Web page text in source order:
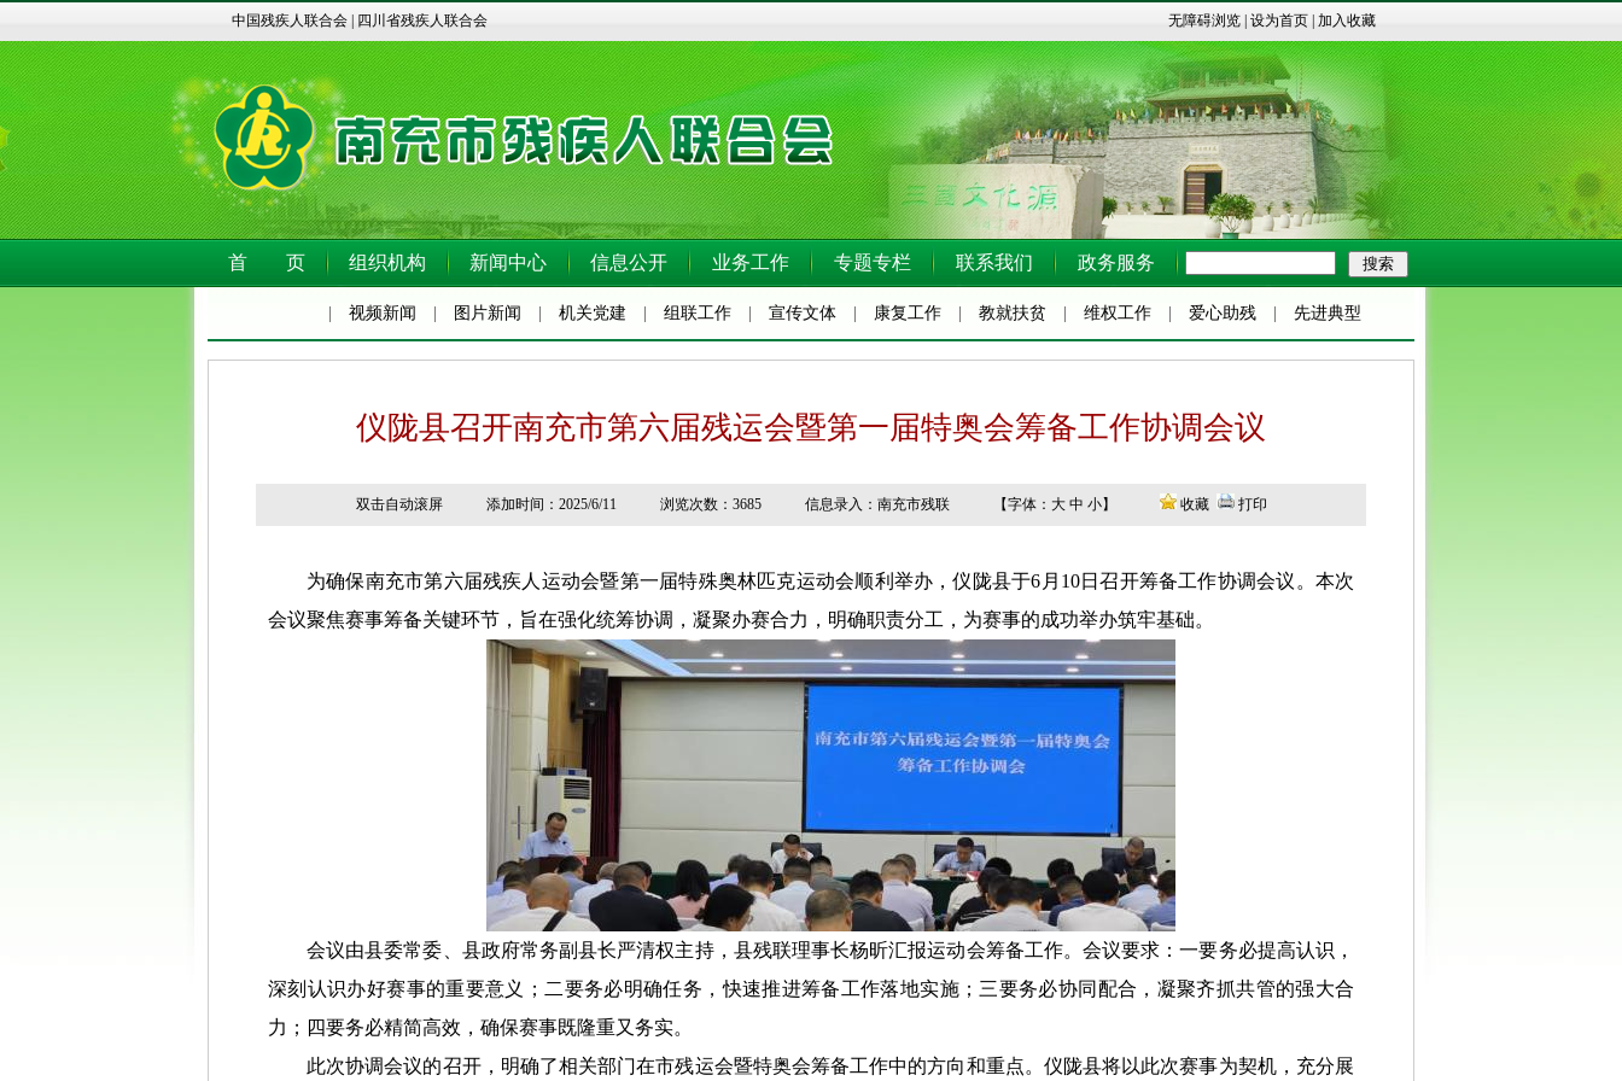
中国残疾人联合会 四川省残疾人联合会 无障碍浏览 设为首页 加入收藏
首 页 组织机构 新闻中心 信息公开 业务工作 专题专栏 联系我们 政务服务
视频新闻 图片新闻 机关党建 组联工作 宣传文体 康复工作 教就扶贫 维权工作 爱心助残 先进典型
仪陇县召开南充市第六届残运会暨第一届特奥会筹备工作协调会议
双击自动滚屏 添加时间：2025/6/11 浏览次数：3685 信息录入：南充市残联 【字体： 大 中 小】 收藏 打印
为确保南充市第六届残疾人运动会暨第一届特殊奥林匹克运动会顺利举办，仪陇县于6月10日召开筹备工作协调会议。本次
会议聚焦赛事筹备关键环节，旨在强化统筹协调，凝聚办赛合力，明确职责分工，为赛事的成功举办筑牢基础。
会议由县委常委、县政府常务副县长严清权主持，县残联理事长杨昕汇报运动会筹备工作。会议要求：一要务必提高认识，
深刻认识办好赛事的重要意义；二要务必明确任务，快速推进筹备工作落地实施；三要务必协同配合，凝聚齐抓共管的强大合
力；四要务必精简高效，确保赛事既隆重又务实。
此次协调会议的召开，明确了相关部门在市残运会暨特奥会筹备工作中的方向和重点。仪陇县将以此次赛事为契机，充分展